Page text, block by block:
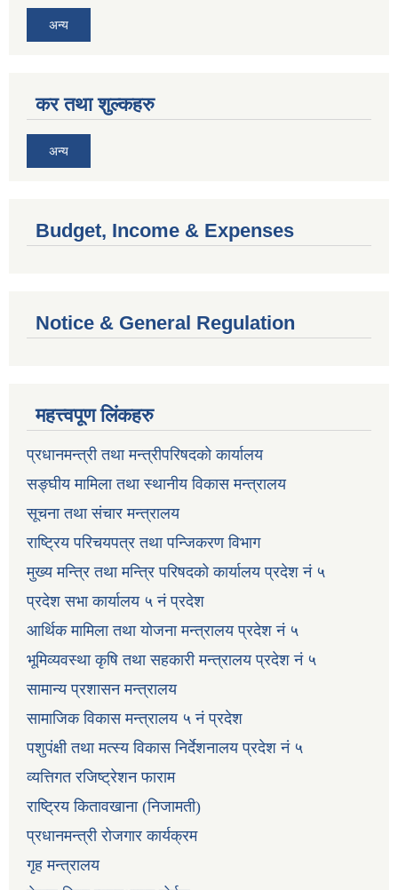
अन्य
कर तथा शुल्कहरु
अन्य
Budget, Income & Expenses
Notice & General Regulation
महत्त्वपूण लिंकहरु
प्रधानमन्त्री तथा मन्त्रीपरिषदको कार्यालय
सङ्घीय मामिला तथा स्थानीय विकास मन्त्रालय
सूचना तथा संचार मन्त्रालय
राष्ट्रिय परिचयपत्र तथा पन्जिकरण विभाग
मुख्य मन्त्रि तथा मन्त्रि परिषदको कार्यालय प्रदेश नं ५
प्रदेश सभा कार्यालय ५ नं प्रदेश
आर्थिक मामिला तथा योजना मन्त्रालय प्रदेश नं ५
भूमिव्यवस्था कृषि तथा सहकारी मन्त्रालय प्रदेश नं ५
सामान्य प्रशासन मन्त्रालय
सामाजिक विकास मन्त्रालय ५ नं प्रदेश
पशुपंक्षी तथा मत्स्य विकास निर्देशनालय प्रदेश नं ५
व्यत्तिगत रजिष्ट्रेशन फाराम
राष्ट्रिय कितावखाना (निजामती)
प्रधानमन्त्री रोजगार कार्यक्रम
गृह मन्त्रालय